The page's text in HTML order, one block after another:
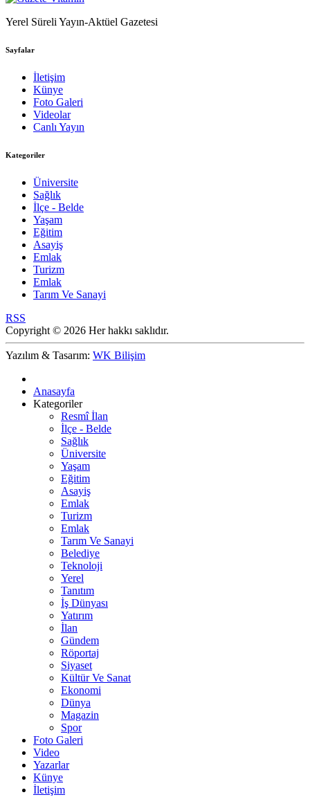
Yerel Süreli Yayın-Aktüel Gazetesi
Sayfalar
İletişim
Künye
Foto Galeri
Videolar
Canlı Yayın
Kategoriler
Üniversite
Sağlık
İlçe - Belde
Yaşam
Eğitim
Asayiş
Emlak
Turizm
Emlak
Tarım Ve Sanayi
RSS
Copyright © 2026 Her hakkı saklıdır.
Yazılım & Tasarım: WK Bilişim
Anasayfa
Kategoriler
Resmî İlan
İlçe - Belde
Sağlık
Üniversite
Yaşam
Eğitim
Asayiş
Emlak
Turizm
Emlak
Tarım Ve Sanayi
Belediye
Teknoloji
Yerel
Tanıtım
İş Dünyası
Yatırım
İlan
Gündem
Röportaj
Siyaset
Kültür Ve Sanat
Ekonomi
Dünya
Magazin
Spor
Foto Galeri
Video
Yazarlar
Künye
İletişim